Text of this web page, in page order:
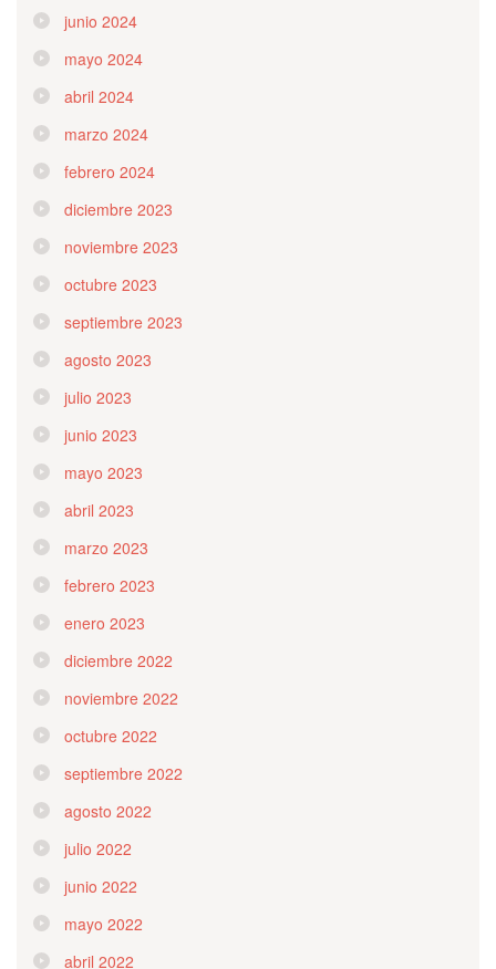
junio 2024
mayo 2024
abril 2024
marzo 2024
febrero 2024
diciembre 2023
noviembre 2023
octubre 2023
septiembre 2023
agosto 2023
julio 2023
junio 2023
mayo 2023
abril 2023
marzo 2023
febrero 2023
enero 2023
diciembre 2022
noviembre 2022
octubre 2022
septiembre 2022
agosto 2022
julio 2022
junio 2022
mayo 2022
abril 2022